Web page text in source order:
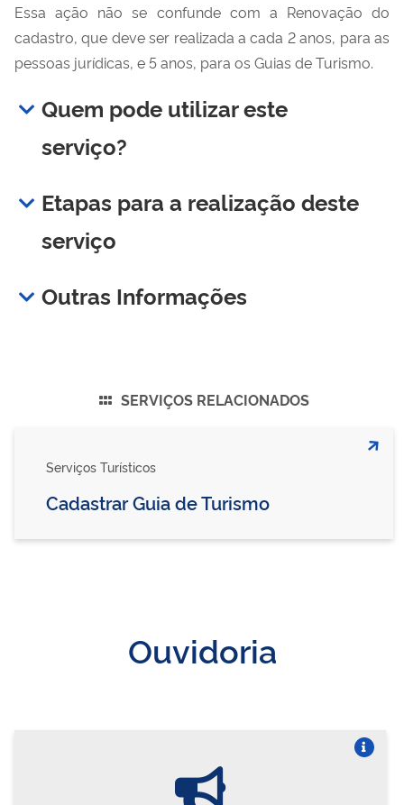
Essa ação não se confunde com a Renovação do
cadastro, que deve ser realizada a cada 2 anos, para as
pessoas jurídicas, e 5 anos, para os Guias de Turismo.
Quem pode utilizar este
serviço?
Etapas para a realização deste
serviço
Outras Informações
SERVIÇOS RELACIONADOS
Serviços Turísticos
Cadastrar Guia de Turismo
Ouvidoria